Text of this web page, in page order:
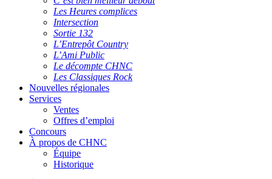
Les Heures complices
Intersection
Sortie 132
L’Entrepôt Country
L’Ami Public
Le décompte CHNC
Les Classiques Rock
Nouvelles régionales
Services
Ventes
Offres d’emploi
Concours
À propos de CHNC
Équipe
Historique